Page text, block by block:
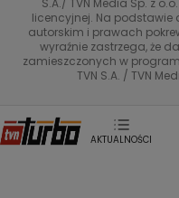
Tadeusz Huk Lucyna Malec
Marta JankowskaBartosz
Malwina Wedzikowska
Helena Englert Aleksander
Sonia Mietielica
Maciej
Weekendowa Metamorfoza
Co za tydzień
TTV
S.A./ TVN Media Sp. z
licencyjnej. Na podstawie
autorskim i prawach
wyraźnie zastrzega, że
zamieszczonych w
TVN S.A. / TVN
AKTUALNOŚCI